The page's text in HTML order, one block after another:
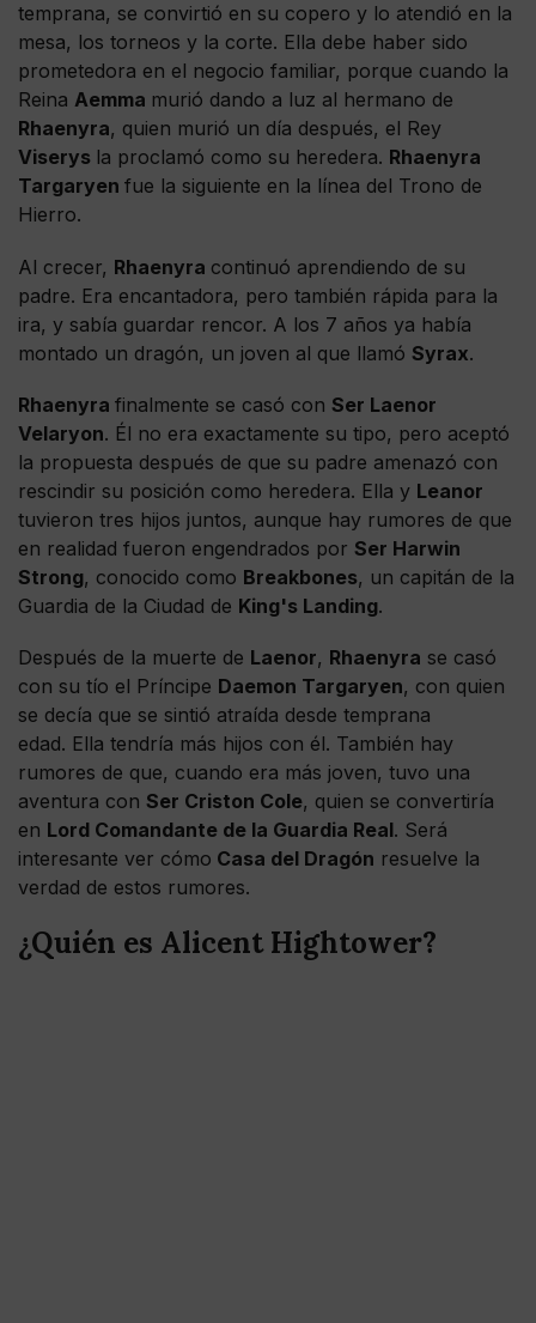
temprana, se convirtió en su copero y lo atendió en la
mesa, los torneos y la corte. Ella debe haber sido
prometedora en el negocio familiar, porque cuando la
Reina Aemma murió dando a luz al hermano de
Rhaenyra, quien murió un día después, el Rey
Viserys la proclamó como su heredera. Rhaenyra
Targaryen fue la siguiente en la línea del Trono de
Hierro.
Al crecer, Rhaenyra continuó aprendiendo de su
padre. Era encantadora, pero también rápida para la
ira, y sabía guardar rencor. A los 7 años ya había
montado un dragón, un joven al que llamó Syrax.
Rhaenyra finalmente se casó con Ser Laenor
Velaryon. Él no era exactamente su tipo, pero aceptó
la propuesta después de que su padre amenazó con
rescindir su posición como heredera. Ella y Leanor
tuvieron tres hijos juntos, aunque hay rumores de que
en realidad fueron engendrados por Ser Harwin
Strong, conocido como Breakbones, un capitán de la
Guardia de la Ciudad de King's Landing.
Después de la muerte de Laenor, Rhaenyra se casó
con su tío el Príncipe Daemon Targaryen, con quien
se decía que se sintió atraída desde temprana
edad. Ella tendría más hijos con él. También hay
rumores de que, cuando era más joven, tuvo una
aventura con Ser Criston Cole, quien se convertiría
en Lord Comandante de la Guardia Real. Será
interesante ver cómo Casa del Dragón resuelve la
verdad de estos rumores.
¿Quién es Alicent Hightower?